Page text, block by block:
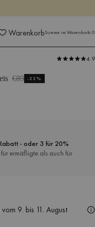
Jetzt shoppen
WarenkorbSumme im Warenkorb:0
Outdoor-Zubehör & Textilien 4.9
€89 -22%
- oder 3 für 20%
ermäßigte als auch für
vom 9. bis 11. August